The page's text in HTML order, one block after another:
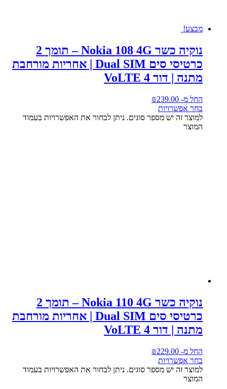
מבצע!
נוקיה כשר Nokia 108 4G – תומך 2
כרטיסי סים Dual SIM | אחריות מורחבת
מתנה | דור 4 VoLTE
החל מ- ₪239.00
בחר אפשרויות
למוצר זה יש מספר סוגים. ניתן לבחור את האפשרויות בעמוד
המוצר
נוקיה כשר Nokia 110 4G – תומך 2
כרטיסי סים Dual SIM | אחריות מורחבת
מתנה | דור 4 VoLTE
החל מ- ₪229.00
בחר אפשרויות
למוצר זה יש מספר סוגים. ניתן לבחור את האפשרויות בעמוד
המוצר